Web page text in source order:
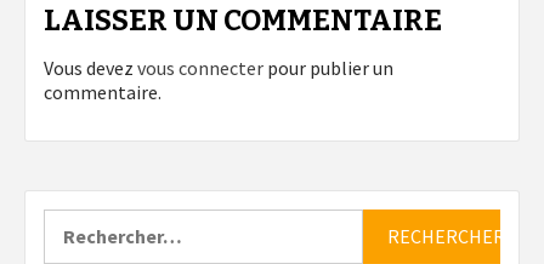
LAISSER UN COMMENTAIRE
Vous devez vous connecter pour publier un
commentaire.